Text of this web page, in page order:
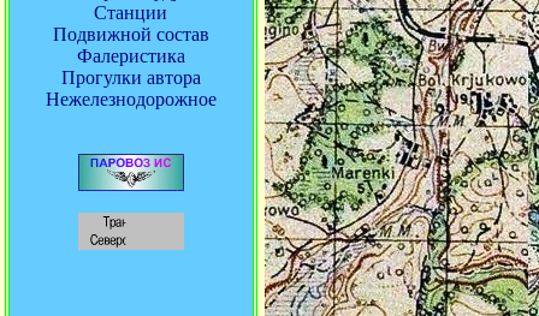
Станции
Подвижной состав
Фалеристика
Прогулки автора
Нежелезнодорожное